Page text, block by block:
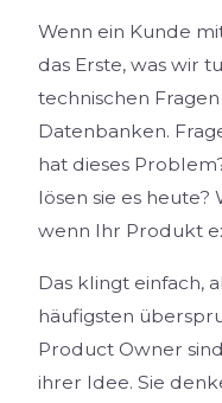
Wenn ein Kunde
das Erste, was wir
technischen
Datenbanken.
hat dieses
lösen sie es heute?
wenn Ihr Produkt
Das klingt einfach,
häufigsten
Product Owner
ihrer Idee. Sie